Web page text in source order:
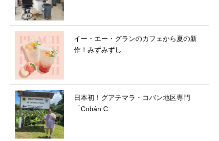
イー・エー・グランのカフェから夏の新
作！みずみずし...
日本初！グアテマラ・コバン地区専門
「Cobán C...